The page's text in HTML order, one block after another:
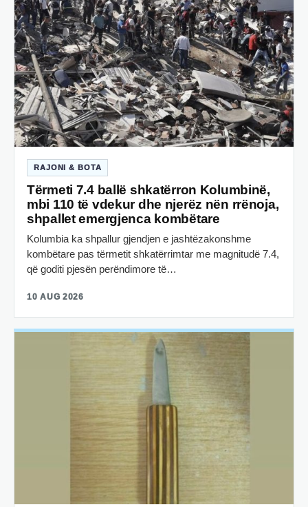
RAJONI & BOTA
Tërmeti 7.4 ballë shkatërron Kolumbinë,
mbi 110 të vdekur dhe njerëz nën rrënoja,
shpallet emergjenca kombëtare
Kolumbia ka shpallur gjendjen e jashtëzakonshme
kombëtare pas tërmetit shkatërrimtar me magnitudë 7.4,
që goditi pjesën perëndimore të…
10 AUG 2026